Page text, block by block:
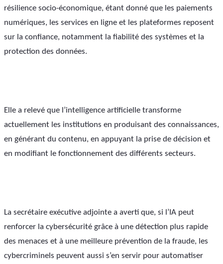
résilience socio-économique, étant donné que les paiements
numériques, les services en ligne et les plateformes reposent
sur la confiance, notamment la fiabilité des systèmes et la
protection des données.
Elle a relevé que l’intelligence artificielle transforme
actuellement les institutions en produisant des connaissances,
en générant du contenu, en appuyant la prise de décision et
en modifiant le fonctionnement des différents secteurs.
La secrétaire exécutive adjointe a averti que, si l’IA peut
renforcer la cybersécurité grâce à une détection plus rapide
des menaces et à une meilleure prévention de la fraude, les
cybercriminels peuvent aussi s’en servir pour automatiser